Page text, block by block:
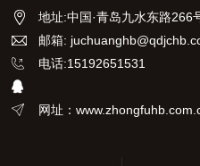
地址:中国·青岛九水东路266
邮箱:
电话:15192651531
网址：